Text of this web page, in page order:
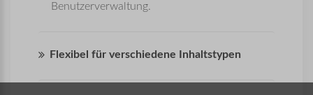
Benutzerverwaltung.
Flexibel für verschiedene Inhaltstypen